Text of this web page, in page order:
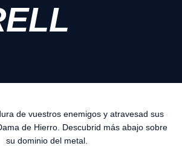
de vuestros enemigos y atravesad sus
de Hierro. Descubrid más abajo sobre
su dominio del metal.